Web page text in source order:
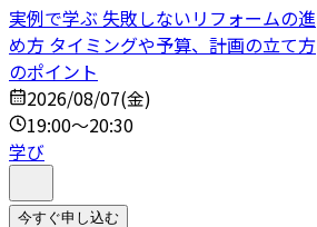
実例で学ぶ 失敗しないリフォームの進
め方 タイミングや予算、計画の立て方
のポイント
2026/08/07(金)
19:00～20:30
学び
今すぐ申し込む